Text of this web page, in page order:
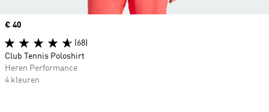
Price
€ 40
(68)
Club Tennis Poloshirt
Heren Performance
4 kleuren